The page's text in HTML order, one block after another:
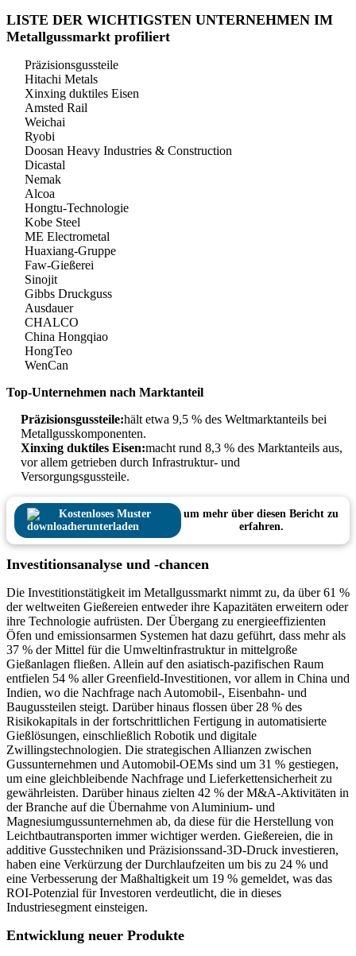
LISTE DER WICHTIGSTEN UNTERNEHMEN IM
Metallgussmarkt profiliert
Präzisionsgussteile
Hitachi Metals
Xinxing duktiles Eisen
Amsted Rail
Weichai
Ryobi
Doosan Heavy Industries & Construction
Dicastal
Nemak
Alcoa
Hongtu-Technologie
Kobe Steel
ME Electrometal
Huaxiang-Gruppe
Faw-Gießerei
Sinojit
Gibbs Druckguss
Ausdauer
CHALCO
China Hongqiao
HongTeo
WenCan
Top-Unternehmen nach Marktanteil
Präzisionsgussteile:hält etwa 9,5 % des Weltmarktanteils bei
Metallgusskomponenten.
Xinxing duktiles Eisen:macht rund 8,3 % des Marktanteils aus,
vor allem getrieben durch Infrastruktur- und
Versorgungsgussteile.
Kostenloses Muster
herunterladen
um mehr über diesen Bericht zu
erfahren.
Investitionsanalyse und -chancen
Die Investitionstätigkeit im Metallgussmarkt nimmt zu, da über 61 %
der weltweiten Gießereien entweder ihre Kapazitäten erweitern oder
ihre Technologie aufrüsten. Der Übergang zu energieeffizienten
Öfen und emissionsarmen Systemen hat dazu geführt, dass mehr als
37 % der Mittel für die Umweltinfrastruktur in mittelgroße
Gießanlagen fließen. Allein auf den asiatisch-pazifischen Raum
entfielen 54 % aller Greenfield-Investitionen, vor allem in China und
Indien, wo die Nachfrage nach Automobil-, Eisenbahn- und
Baugussteilen steigt. Darüber hinaus flossen über 28 % des
Risikokapitals in der fortschrittlichen Fertigung in automatisierte
Gießlösungen, einschließlich Robotik und digitale
Zwillingstechnologien. Die strategischen Allianzen zwischen
Gussunternehmen und Automobil-OEMs sind um 31 % gestiegen,
um eine gleichbleibende Nachfrage und Lieferkettensicherheit zu
gewährleisten. Darüber hinaus zielten 42 % der M&A-Aktivitäten in
der Branche auf die Übernahme von Aluminium- und
Magnesiumgussunternehmen ab, da diese für die Herstellung von
Leichtbautransporten immer wichtiger werden. Gießereien, die in
additive Gusstechniken und Präzisionssand-3D-Druck investieren,
haben eine Verkürzung der Durchlaufzeiten um bis zu 24 % und
eine Verbesserung der Maßhaltigkeit um 19 % gemeldet, was das
ROI-Potenzial für Investoren verdeutlicht, die in dieses
Industriesegment einsteigen.
Entwicklung neuer Produkte